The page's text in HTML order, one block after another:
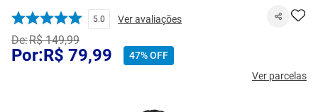
5.0 Ver avaliações
R$ 149,99
R$ 79,99 47%OFF
Ver parcelas